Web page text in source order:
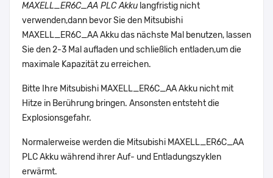
MAXELL_ER6C_AA PLC Akku langfristig nicht
verwenden,dann bevor Sie den Mitsubishi
MAXELL_ER6C_AA Akku das nächste Mal benutzen, lassen
Sie den 2-3 Mal aufladen und schließlich entladen,um die
maximale Kapazität zu erreichen.
Bitte Ihre Mitsubishi MAXELL_ER6C_AA Akku nicht mit
Hitze in Berührung bringen. Ansonsten entsteht die
Explosionsgefahr.
Normalerweise werden die Mitsubishi MAXELL_ER6C_AA
PLC Akku während ihrer Auf- und Entladungszyklen
erwärmt.